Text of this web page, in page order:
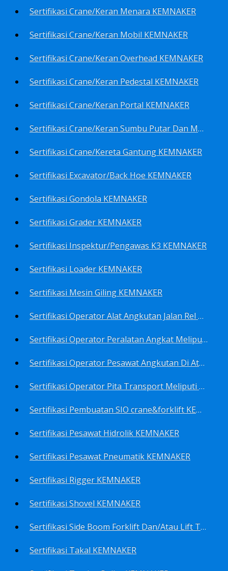
Sertifikasi Crane/Keran Menara KEMNAKER
Sertifikasi Crane/Keran Mobil KEMNAKER
Sertifikasi Crane/Keran Overhead KEMNAKER
Sertifikasi Crane/Keran Pedestal KEMNAKER
Sertifikasi Crane/Keran Portal KEMNAKER
Sertifikasi Crane/Keran Sumbu Putar Dan Mesin Pancang KEMNAKER
Sertifikasi Crane/Kereta Gantung KEMNAKER
Sertifikasi Excavator/Back Hoe KEMNAKER
Sertifikasi Gondola KEMNAKER
Sertifikasi Grader KEMNAKER
Sertifikasi Inspektur/Pengawas K3 KEMNAKER
Sertifikasi Loader KEMNAKER
Sertifikasi Mesin Giling KEMNAKER
Sertifikasi Operator Alat Angkutan Jalan Rel Meliputi Operator Lokomotif Dan Lori KEMNAKER
Sertifikasi Operator Peralatan Angkat Meliputi Operator Dongkrak Mekanik (Lier) KEMNAKER
Sertifikasi Operator Pesawat Angkutan Di Atas Landasan Dan Di Atas Permukaan Meliputi Antara Lain Operator: Dump Truk KEMNAKER
Sertifikasi Operator Pita Transport Meliputi Operator Eskalator KEMNAKER
Sertifikasi Pembuatan SIO crane&forklift KEMNAKER
Sertifikasi Pesawat Hidrolik KEMNAKER
Sertifikasi Pesawat Pneumatik KEMNAKER
Sertifikasi Rigger KEMNAKER
Sertifikasi Shovel KEMNAKER
Sertifikasi Side Boom Forklift Dan/Atau Lift Truk KEMNAKER
Sertifikasi Takal KEMNAKER